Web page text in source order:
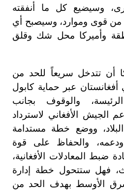
وسيضيع كل ما أنفقته
من قوى وموارد، وسيصبح أي
وأميركا محل شك وقلق
أن تتدخل سريعاً للحد من
أفغانستان عبر حماية كابول
الرئيسة، والوقوف بجانب
الجيش الأفغاني لاسترداد
ووضع خطة مستدامة
والحفاظ على قوة
ضبط المعادلات الأفغانية،
فهل ستتحول خطة إدارة
الأوسط بهدف الحد من